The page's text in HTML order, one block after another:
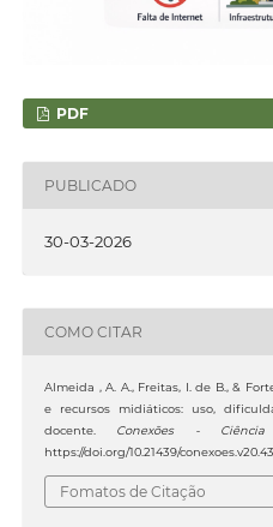
PDF
PUBLICADO
30-03-2026
COMO CITAR
Almeida , A. A., Freitas, I. de B., &
e recursos midiáticos: uso,
docente. Conexões -
https://doi.org/10.21439/
Fomatos de Citação